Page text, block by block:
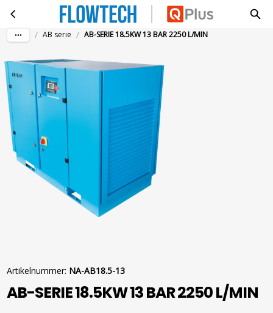
Ga naar hoofdinhoudAB-SERIE 18.5KW 13 BAR 2250 L/MIN
/ AB serie / AB-SERIE 18.5KW 13 BAR 2250 L/MIN
Artikelnummer: NA-AB18.5-13
AB-SERIE 18.5KW 13 BAR 2250 L/MIN